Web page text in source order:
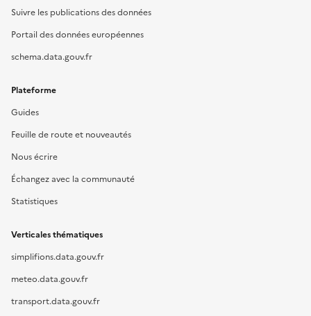
Suivre les publications des données
Portail des données européennes
schema.data.gouv.fr
Plateforme
Guides
Feuille de route et nouveautés
Nous écrire
Échangez avec la communauté
Statistiques
Verticales thématiques
simplifions.data.gouv.fr
meteo.data.gouv.fr
transport.data.gouv.fr